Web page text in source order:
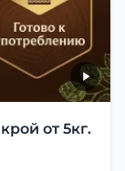
от 5кг.